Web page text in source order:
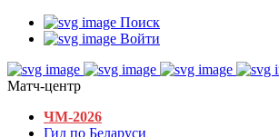
Поиск
Войти
Матч-центр
ЧМ-2026
Гид по Беларуси